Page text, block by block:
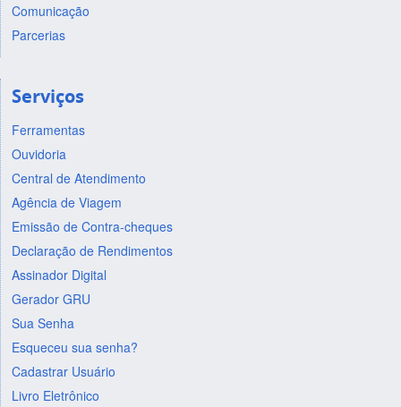
Comunicação
Parcerias
Serviços
Ferramentas
Ouvidoria
Central de Atendimento
Agência de Viagem
Emissão de Contra-cheques
Declaração de Rendimentos
Assinador Digital
Gerador GRU
Sua Senha
Esqueceu sua senha?
Cadastrar Usuário
Livro Eletrônico